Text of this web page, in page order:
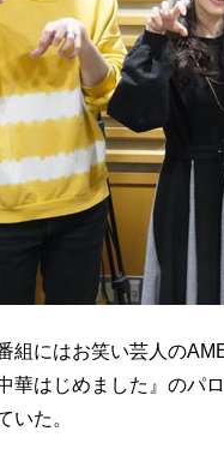
組にはお笑い芸人の
華はじめました』のパ
いた。